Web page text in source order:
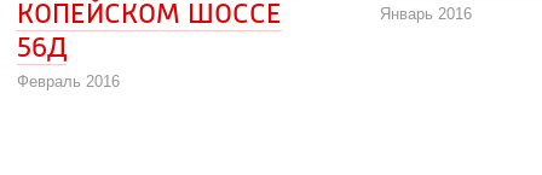
КОПЕЙСКОМ ШОССЕ
56Д
Февраль 2016
Январь 2016